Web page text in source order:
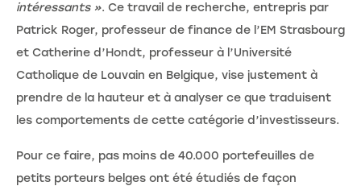
intéressants ». Ce travail de recherche, entrepris par
Patrick Roger, professeur de finance de l’EM Strasbourg
et Catherine d’Hondt, professeur à l’Université
Catholique de Louvain en Belgique, vise justement à
prendre de la hauteur et à analyser ce que traduisent
les comportements de cette catégorie d’investisseurs.
Pour ce faire, pas moins de 40.000 portefeuilles de
petits porteurs belges ont été étudiés de façon